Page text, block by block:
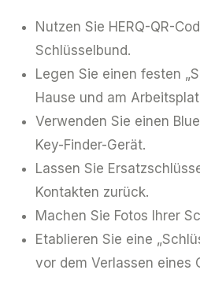
Nutzen Sie HERQ-QR-
Schlüsselbund.
Legen Sie einen festen
Hause und am
Verwenden Sie einen
Key-Finder-Gerät.
Lassen Sie
Kontakten zurück.
Machen Sie Fotos Ihrer
Etablieren Sie eine
vor dem Verlassen eines